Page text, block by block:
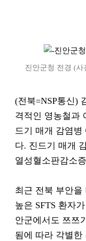
진안군청 전경 (사
(전북=NSP통신)
격적인 영농철과
드기 매개 감염병
다. 진드기 매개
열성혈소판감소
최근 전북 부안을
높은 SFTS 환자
안군에서도 쯔쯔
됨에 따라 각별한